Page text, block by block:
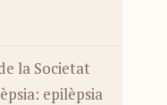
la Societat
epilèpsia